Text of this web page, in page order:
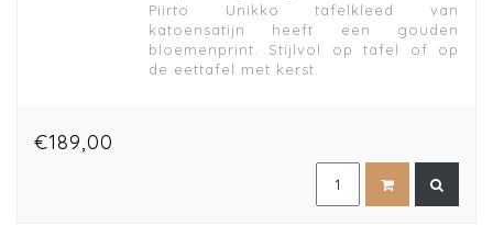
Piirto Unikko tafelkleed van
katoensatijn heeft een gouden
bloemenprint. Stijlvol op tafel of op
de eettafel met kerst.
€189,00